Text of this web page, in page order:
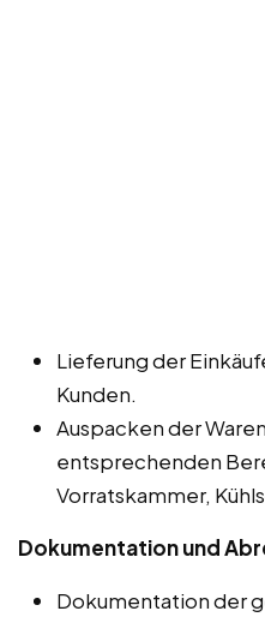
Lieferung der
Kunden.
Auspacken der
entsprechenden
Vorratskammer,
Dokumentation und
Dokumentation der